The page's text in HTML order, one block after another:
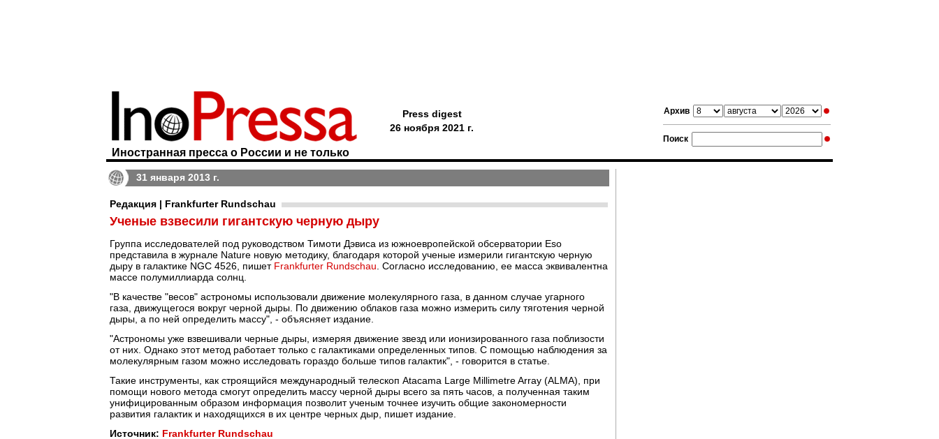
Архив
Поиск
Иностранная пресса о России и не только
Press digest
26 ноября 2021 г.
31 января 2013 г.
Редакция | Frankfurter Rundschau
Ученые взвесили гигантскую черную дыру
Группа исследователей под руководством Тимоти Дэвиса из южноевропейской обсерватории Eso
представила в журнале Nature новую методику, благодаря которой ученые измерили гигантскую черную
дыру в галактике NGC 4526, пишет Frankfurter Rundschau . Согласно исследованию, ее масса эквивалентна
массе полумиллиарда солнц.
"В качестве "весов" астрономы использовали движение молекулярного газа, в данном случае угарного
газа, движущегося вокруг черной дыры. По движению облаков газа можно измерить силу тяготения черной
дыры, а по ней определить массу", - объясняет издание.
"Астрономы уже взвешивали черные дыры, измеряя движение звезд или ионизированного газа поблизости
от них. Однако этот метод работает только с галактиками определенных типов. С помощью наблюдения за
молекулярным газом можно исследовать гораздо больше типов галактик", - говорится в статье.
Такие инструменты, как строящийся международный телескоп Atacama Large Millimetre Array (ALMA), при
помощи нового метода смогут определить массу черной дыры всего за пять часов, а полученная таким
унифицированным образом информация позволит ученым точнее изучить общие закономерности
развития галактик и находящихся в их центре черных дыр, пишет издание.
Источник: Frankfurter Rundschau